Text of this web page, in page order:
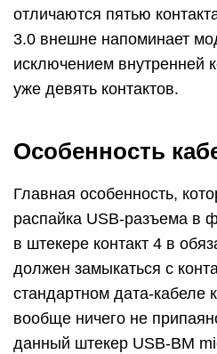
отличаются пятью
3.0 внешне напоминает
исключением внутренней
уже девять контактов.
Особенность
Главная особенность,
распайка USB-разъема в
в штекере контакт 4 в
должен замыкаться с
стандартном дата-кабеле
вообще ничего не
данный штекер USB-BM